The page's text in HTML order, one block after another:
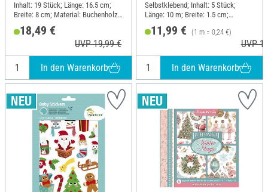
Inhalt: 19 Stück; Länge: 16.5 cm;
Breite: 8 cm; Material: Buchenholz,
Polyethylen (PE)
18,49 €
UVP 19,99 €
In den Warenkorb
Selbstklebend; Inhalt: 5 Stück;
Länge: 10 m; Breite: 1.5 cm;
Material: Papier
11,99 € (1 m = 0,24 €)
UVP
In den Warenkorb